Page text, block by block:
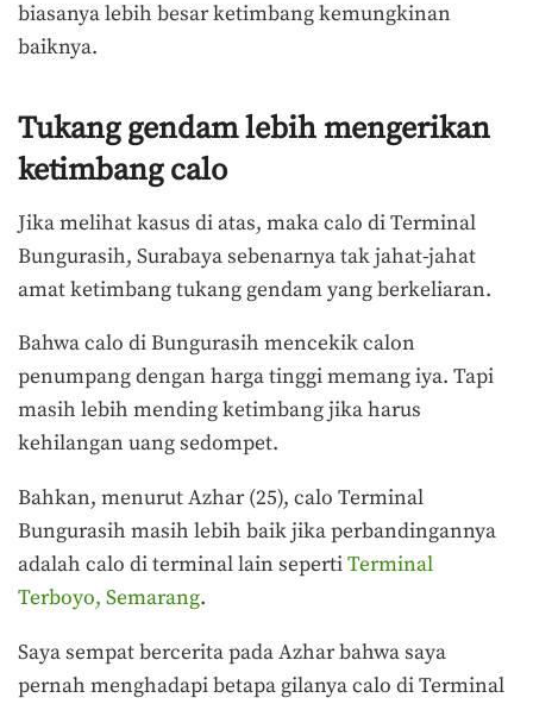
biasanya lebih besar ketimbang kemungkinan
baiknya.
Tukang gendam lebih mengerikan
ketimbang calo
Jika melihat kasus di atas, maka calo di Terminal
Bungurasih, Surabaya sebenarnya tak jahat-jahat
amat ketimbang tukang gendam yang berkeliaran.
Bahwa calo di Bungurasih mencekik calon
penumpang dengan harga tinggi memang iya. Tapi
masih lebih mending ketimbang jika harus
kehilangan uang sedompet.
Bahkan, menurut Azhar (25), calo Terminal
Bungurasih masih lebih baik jika perbandingannya
adalah calo di terminal lain sepertiTerminal
Terboyo, Semarang.
Saya sempat bercerita pada Azhar bahwa saya
pernah menghadapi betapa gilanya calo di Terminal